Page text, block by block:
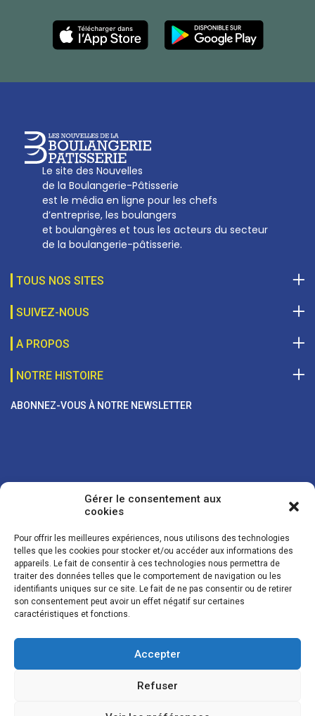
Gérer le consentement aux
cookies
Pour offrir les meilleures expériences, nous utilisons des technologies
telles que les cookies pour stocker et/ou accéder aux informations des
appareils. Le fait de consentir à ces technologies nous permettra de
traiter des données telles que le comportement de navigation ou les
identifiants uniques sur ce site. Le fait de ne pas consentir ou de retirer
son consentement peut avoir un effet négatif sur certaines
caractéristiques et fonctions.
Accepter
Refuser
Le site des Nouvelles
de la Boulangerie-Pâtisserie
est le média en ligne pour les chefs
d’entreprise, les boulangers
et boulangères et tous les acteurs du secteur
de la boulangerie-pâtisserie.
TOUS NOS SITES
SUIVEZ-NOUS
A PROPOS
Les Nouvelles de la Boulangerie-Pâtisserie Française
27, av d’Eylau - 75782 Paris Cédex 16
01 53 70 16 25
NOTRE HISTOIRE
ABONNEZ-VOUS À NOTRE NEWSLETTER
Vos coordonnées sont uniquement utilisées pour vous envoyer des
lettres d'information sur nos activités. Vous pouvez à tout moment
utiliser le lien de désinscription figurant dans la lettre d'information.
© LES NOUVELLES DE LA BOULANGERIE - Tous droits réservés - Réalisation :
Josh Digital
Mentions légales